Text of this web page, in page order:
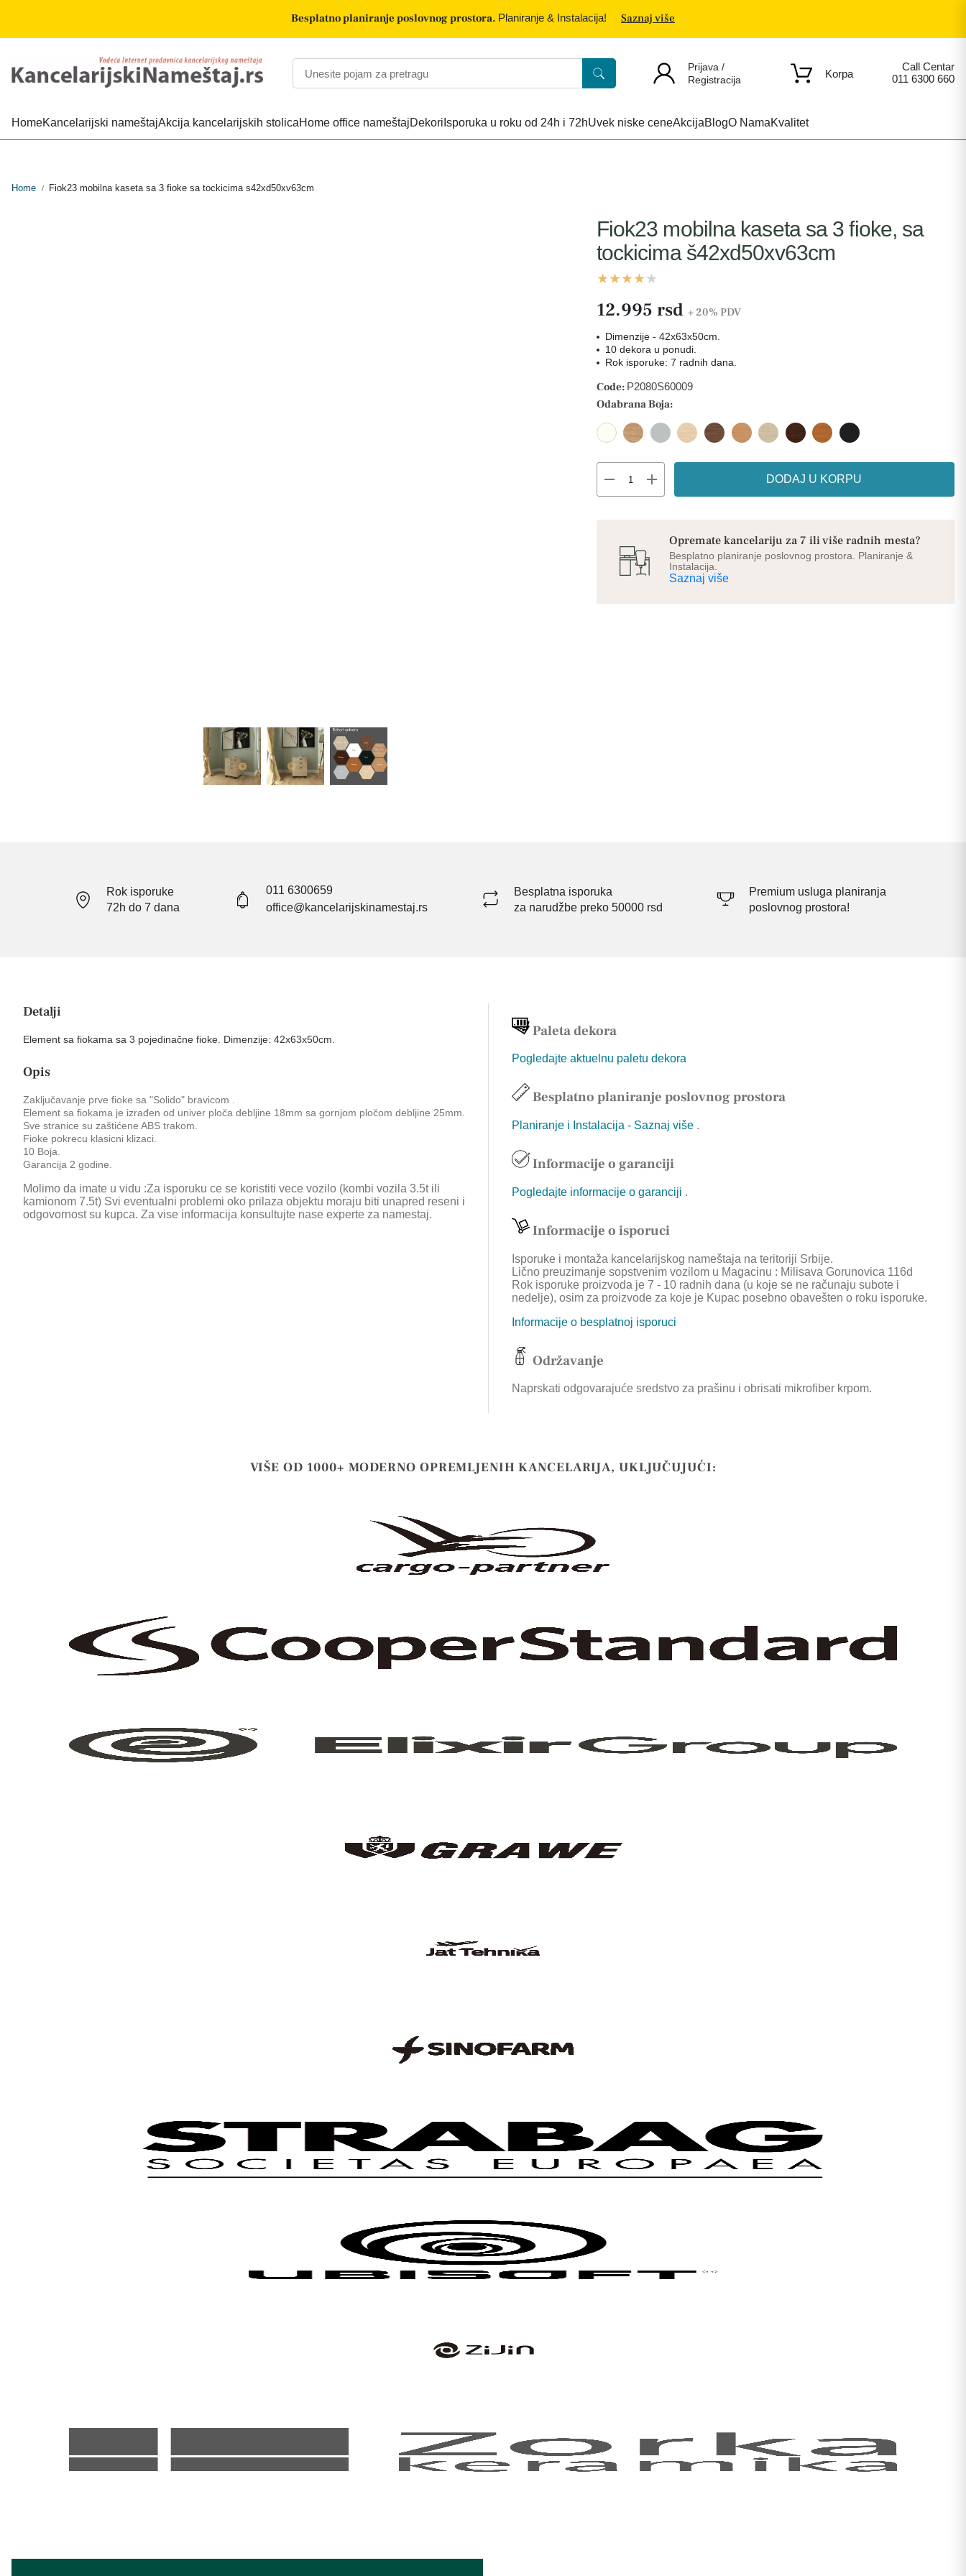
Besplatno planiranje poslovnog prostora. Planiranje & Instalacija! Saznaj više
Prijava /
Registracija
Korpa
Call Centar
011 6300 660
HomeKancelarijski nameštajAkcija kancelarijskih stolicaHome office nameštajDekori Isporuka u roku od 24h i 72hUvek niske ceneAkcijaBlogO NamaKvalitet
Home / Fiok23 mobilna kaseta sa 3 fioke sa tockicima s42xd50xv63cm
Fiok23 mobilna kaseta sa 3 fioke, sa
tockicima š42xd50xv63cm
12.995 rsd + 20% PDV
Dimenzije - 42x63x50cm.
10 dekora u ponudi.
Rok isporuke: 7 radnih dana.
Code: P2080S60009
Odabrana Boja:
remove add DODAJ U KORPU
Opremate kancelariju za 7 ili više radnih mesta?
Besplatno planiranje poslovnog prostora. Planiranje &
Instalacija.
Saznaj više
Rok isporuke
72h do 7 dana
011 6300659
office@kancelarijskinamestaj.rs
Besplatna isporuka
za narudžbe preko 50000 rsd
Premium usluga planiranja
poslovnog prostora!
Detalji
Element sa fiokama sa 3 pojedinačne fioke. Dimenzije: 42x63x50cm.
Opis
Zaključavanje prve fioke sa "Solido" bravicom .
Element sa fiokama je izrađen od univer ploča debljine 18mm sa gornjom pločom debljine 25mm.
Sve stranice su zaštićene ABS trakom.
Fioke pokrecu klasicni klizaci.
10 Boja.
Garancija 2 godine.
Molimo da imate u vidu :Za isporuku ce se koristiti vece vozilo (kombi vozila 3.5t ili
kamionom 7.5t) Svi eventualni problemi oko prilaza objektu moraju biti unapred reseni i
odgovornost su kupca. Za vise informacija konsultujte nase experte za namestaj.
Paleta dekora
Pogledajte aktuelnu paletu dekora
Besplatno planiranje poslovnog prostora
Planiranje i Instalacija - Saznaj više .
Informacije o garanciji
Pogledajte informacije o garanciji .
Informacije o isporuci
Isporuke i montaža kancelarijskog nameštaja na teritoriji Srbije.
Lično preuzimanje sopstvenim vozilom u Magacinu : Milisava Gorunovica 116d
Rok isporuke proizvoda je 7 - 10 radnih dana (u koje se ne računaju subote i
nedelje), osim za proizvode za koje je Kupac posebno obavešten o roku isporuke.
Informacije o besplatnoj isporuci
Održavanje
Naprskati odgovarajuće sredstvo za prašinu i obrisati mikrofiber krpom.
VIŠE OD 1000+ MODERNO OPREMLJENIH KANCELARIJA, UKLJUČUJUĆI: